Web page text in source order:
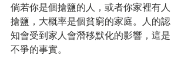
倘若你是個搶鹽的人，或者你家裡有人
搶鹽，大概率是個貧窮的家庭。人的認
知會受到家人會潛移默化的影響，這是
不爭的事實。